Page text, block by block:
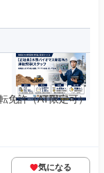
免許（AT限定可）
気になる